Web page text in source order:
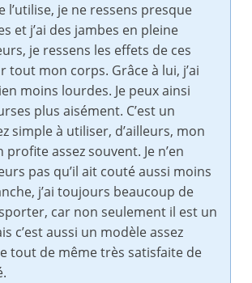
l’utilise, je ne ressens presque
et j’ai des jambes en pleine
je ressens les effets de ces
tout mon corps. Grâce à lui, j’ai
moins lourdes. Je peux ainsi
plus aisément. C’est un
simple à utiliser, d’ailleurs, mon
profite assez souvent. Je n’en
pas qu’il ait couté aussi moins
j’ai toujours beaucoup de
car non seulement il est un
c’est aussi un modèle assez
tout de même très satisfaite de